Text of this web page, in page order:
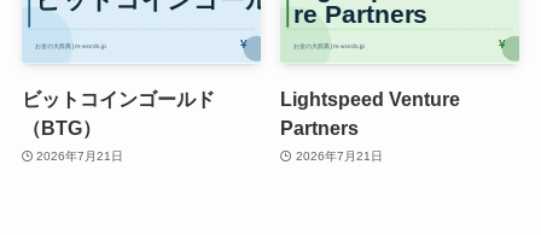
ビットコインゴールド
（BTG）
2026年7月21日
Lightspeed Venture
Partners
2026年7月21日